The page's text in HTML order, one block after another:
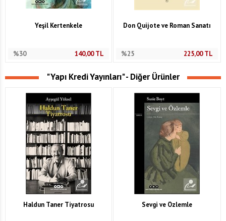
Yeşil Kertenkele
%30 140,00TL
Don Quijote ve Roman Sanatı
%25 225,00TL
"Yapı Kredi Yayınları" - Diğer Ürünler
Haldun Taner Tiyatrosu Sevgi ve Özlemle